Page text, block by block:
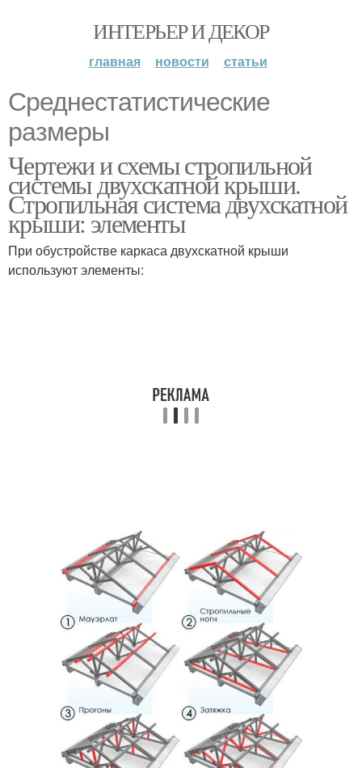
ИНТЕРЬЕР И ДЕКОР
главная новости статьи
Среднестатистические
размеры
Чертежи и схемы стропильной
системы двухскатной крыши.
Стропильная система двухскатной
крыши: элементы
При обустройстве каркаса двухскатной крыши
используют элементы: